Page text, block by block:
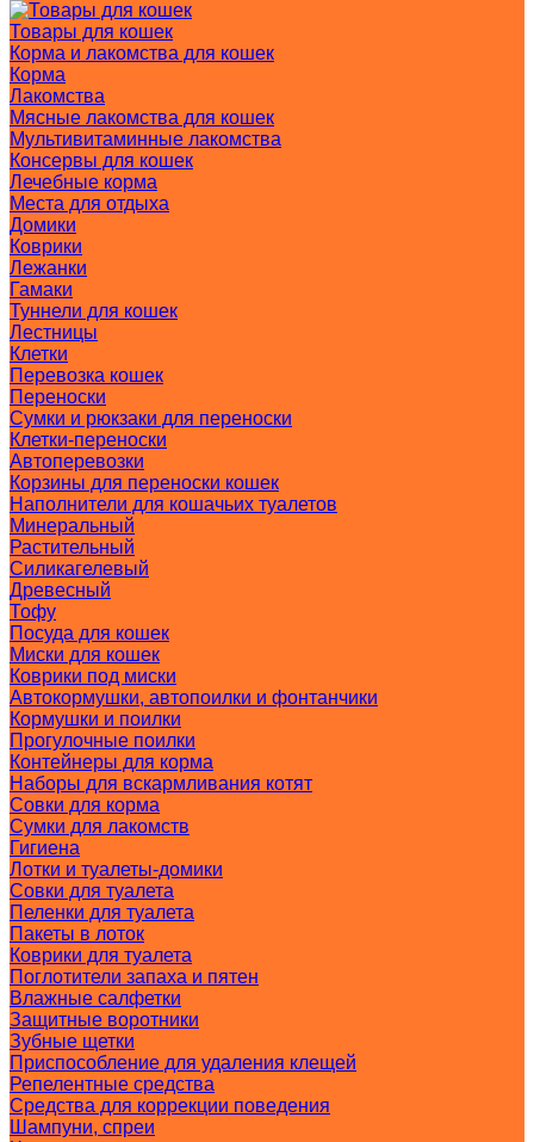
Товары для кошек
Корма и лакомства для кошек
Корма
Лакомства
Мясные лакомства для кошек
Мультивитаминные лакомства
Консервы для кошек
Лечебные корма
Места для отдыха
Домики
Коврики
Лежанки
Гамаки
Туннели для кошек
Лестницы
Клетки
Перевозка кошек
Переноски
Сумки и рюкзаки для переноски
Клетки-переноски
Автоперевозки
Корзины для переноски кошек
Наполнители для кошачьих туалетов
Минеральный
Растительный
Силикагелевый
Древесный
Тофу
Посуда для кошек
Миски для кошек
Коврики под миски
Автокормушки, автопоилки и фонтанчики
Кормушки и поилки
Прогулочные поилки
Контейнеры для корма
Наборы для вскармливания котят
Совки для корма
Сумки для лакомств
Гигиена
Лотки и туалеты-домики
Совки для туалета
Пеленки для туалета
Пакеты в лоток
Коврики для туалета
Поглотители запаха и пятен
Влажные салфетки
Защитные воротники
Зубные щетки
Приспособление для удаления клещей
Репелентные средства
Средства для коррекции поведения
Шампуни, спреи